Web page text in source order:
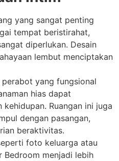
yang sangat penting
tempat beristirahat,
diperlukan. Desain
lembut menciptakan
yang fungsional
hias dapat
Ruangan ini juga
dengan pasangan,
beraktivitas.
foto keluarga atau
Bedroom menjadi lebih